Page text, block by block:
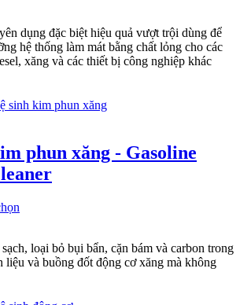
dụng đặc biệt hiệu quả vượt trội dùng để
hệ thống làm mát bằng chất lỏng cho các
xăng và các thiết bị công nghiệp khác
phun xăng - Gasoline
loại bỏ bụi bẩn, cặn bám và carbon trong
liệu và buồng đốt động cơ xăng mà không